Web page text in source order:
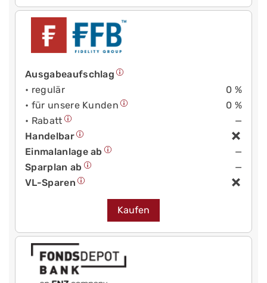
Ausgabeaufschlag
• regulär
0 %
• für unsere Kunden
0 %
• Rabatt
—
Handelbar
Einmalanlage ab
—
Sparplan ab
—
VL-Sparen
Kaufen